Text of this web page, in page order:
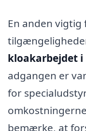
En anden
kloakarbejdet i
adgangen er
for
bemærke, at